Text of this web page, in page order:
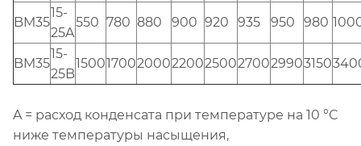
BM35
15-
25A
550 780 880 900 920 935 950 980
BM35
15-
25B
15001700200022002500270029903150
A = расход конденсата при температуре на 10 °C
ниже температуры насыщения,